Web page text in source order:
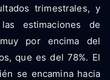
trimestrales, y
estimaciones de
por encima del
que es del 78%. El
se encamina hacia